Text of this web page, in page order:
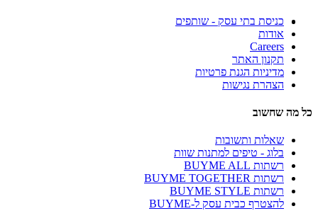
כניסת בתי עסק - שותפים
אודות
Careers
תקנון האתר
מדיניות הגנת פרטיות
הצהרת נגישות
כל מה שחשוב
שאלות ותשובות
בלוג - טיפים למתנות שוות
רשתות BUYME ALL
רשתות BUYME TOGETHER
רשתות BUYME STYLE
להצטרף כבית עסק ל-BUYME